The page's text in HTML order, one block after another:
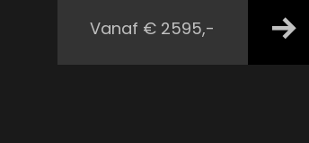
Vanaf € 2595,-